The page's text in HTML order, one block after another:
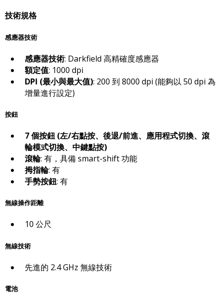
技術規格
感應器技術
感應器技術: Darkfield 高精確度感應器
額定值: 1000 dpi
DPI (最小與最大值): 200 到 8000 dpi (能夠以 50 dpi 為
增量進行設定)
按鈕
7 個按鈕 (左/右點按、後退/前進、應用程式切換、滾
輪模式切換、中鍵點按)
滾輪: 有，具備 smart-shift 功能
拇指輪: 有
手勢按鈕: 有
無線操作距離
10 公尺
無線技術
先進的 2.4 GHz 無線技術
電池